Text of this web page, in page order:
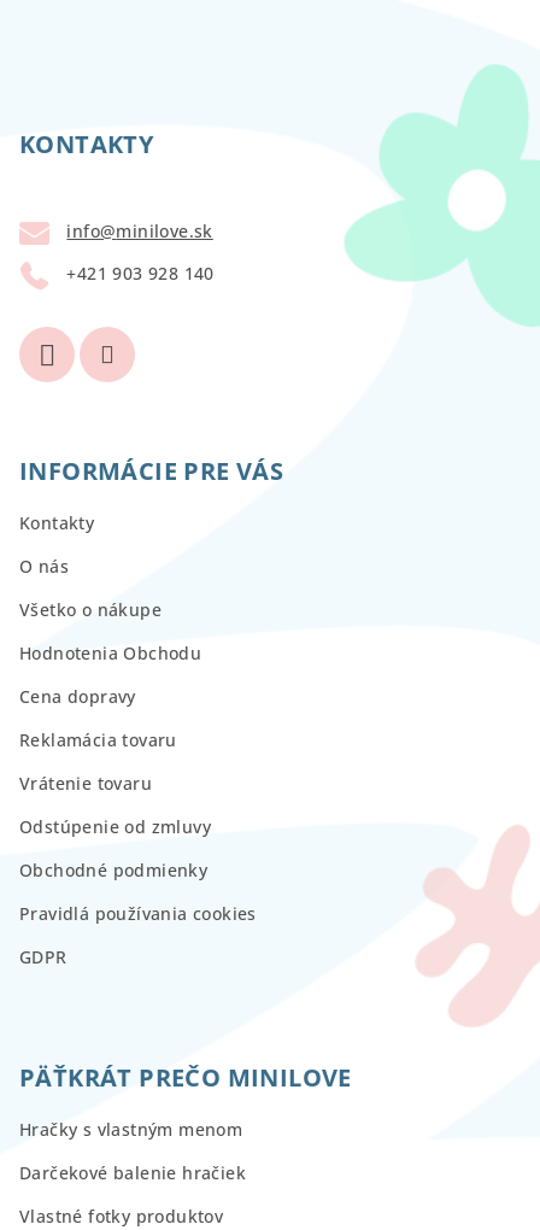
KONTAKTY
info@minilove.sk
+421 903 928 140
INFORMÁCIE PRE VÁS
Kontakty
O nás
Všetko o nákupe
Hodnotenia Obchodu
Cena dopravy
Reklamácia tovaru
Vrátenie tovaru
Odstúpenie od zmluvy
Obchodné podmienky
Pravidlá používania cookies
GDPR
PÄŤKRÁT PREČO MINILOVE
Hračky s vlastným menom
Darčekové balenie hračiek
Vlastné fotky produktov